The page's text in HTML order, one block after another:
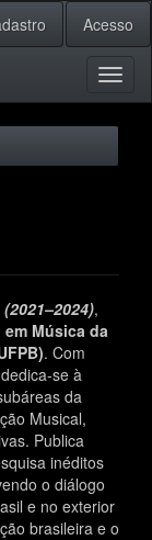
Acesso
,
em Música da
. Com
se à
da
Musical,
Publica
inéditos
o diálogo
e no exterior
brasileira e o